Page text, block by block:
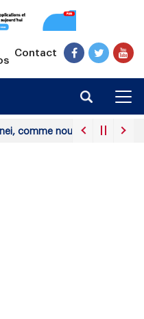
Contact
guide suprême.